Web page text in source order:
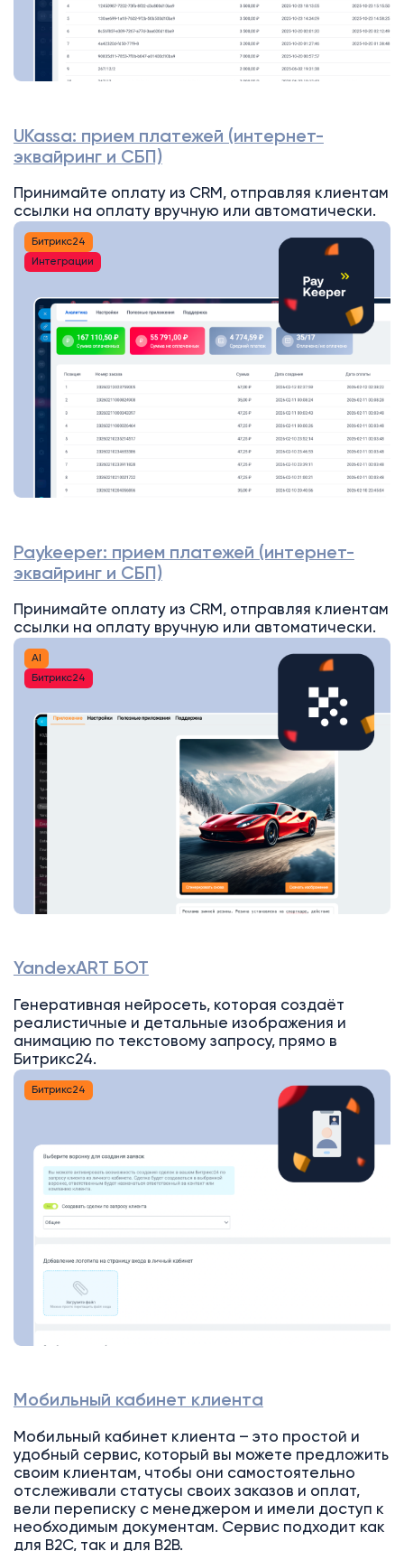
UKassa: прием платежей (интернет-
эквайринг и СБП)
Принимайте оплату из CRM, отправляя клиентам
ссылки на оплату вручную или автоматически.
Битрикс24
Интеграции
Paykeeper: прием платежей (интернет-
эквайринг и СБП)
Принимайте оплату из CRM, отправляя клиентам
ссылки на оплату вручную или автоматически.
AI
Битрикс24
YandexART БОТ
Генеративная нейросеть, которая создаёт
реалистичные и детальные изображения и
анимацию по текстовому запросу, прямо в
Битрикс24.
Битрикс24
Мобильный кабинет клиента
Мобильный кабинет клиента – это простой и
удобный сервис, который вы можете предложить
своим клиентам, чтобы они самостоятельно
отслеживали статусы своих заказов и оплат,
вели переписку с менеджером и имели доступ к
необходимым документам. Сервис подходит как
для B2C, так и для B2B.